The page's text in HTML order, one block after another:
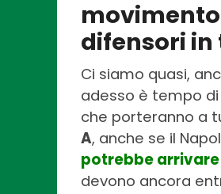
difensori
Ci siamo quasi,
adesso è tempo di
che porteranno a
A, anche se il
potrebbe
devono ancora